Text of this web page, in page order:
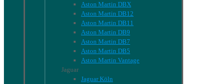
Aston Martin DBX
Aston Martin DB12
Aston Martin DB11
Aston Martin DB9
Aston Martin DB7
Aston Martin DB5
Aston Martin Vantage
Jaguar
Jaguar Köln